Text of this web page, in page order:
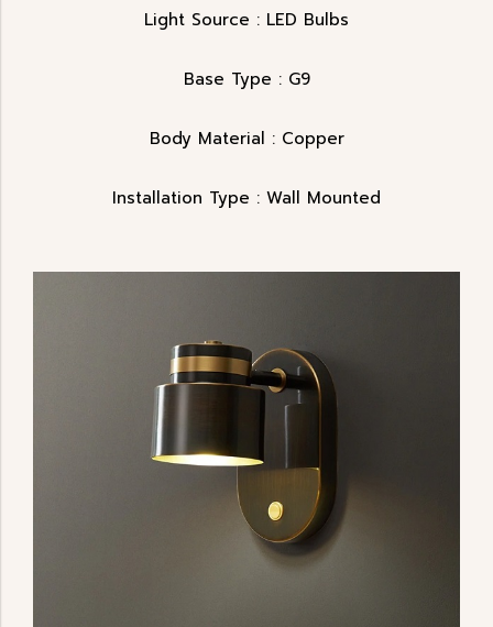
Light Source : LED Bulbs
Base Type : G9
Body Material : Copper
Installation Type : Wall Mounted